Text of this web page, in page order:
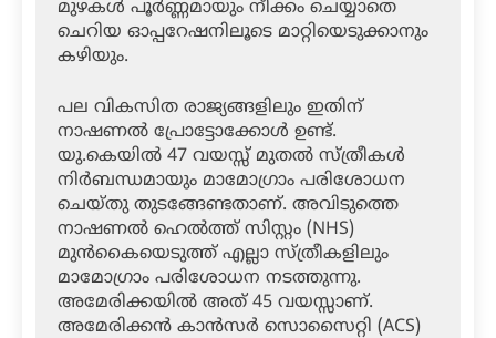
മുഴകള്‍ പൂര്‍ണ്ണമായും നീക്കം ചെയ്യാതെ
ചെറിയ ഓപ്പറേഷനിലൂടെ മാറ്റിയെടുക്കാനും
കഴിയും.
പല വികസിത രാജ്യങ്ങളിലും ഇതിന്
നാഷണല്‍ പ്രോട്ടോക്കോള്‍ ഉണ്ട്.
യു.കെയില്‍ 47 വയസ്സ് മുതല്‍ സ്ത്രീകള്‍
നിര്‍ബന്ധമായും മാമോഗ്രാം പരിശോധന
ചെയ്തു തുടങ്ങേണ്ടതാണ്. അവിടുത്തെ
നാഷണല്‍ ഹെല്‍ത്ത് സിസ്റ്റം (NHS)
മുന്‍കൈയെടുത്ത് എല്ലാ സ്ത്രീകളിലും
മാമോഗ്രാം പരിശോധന നടത്തുന്നു.
അമേരിക്കയില്‍ അത് 45 വയസ്സാണ്.
അമേരിക്കന്‍ കാന്‍സര്‍ സൊസൈറ്റി (ACS)